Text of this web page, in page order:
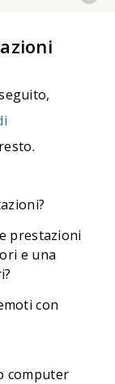
prestazioni
e una
con
computer